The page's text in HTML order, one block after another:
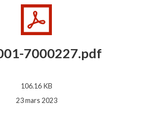
7000227.pdf
106.16 KB
23 mars 2023